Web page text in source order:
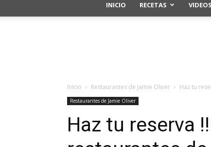
INICIO RECETAS VIDEOS
Inicio Restaurantes de Jamie Oliver Haz tu
Restaurantes de Jamie Oliver
Haz tu reserva